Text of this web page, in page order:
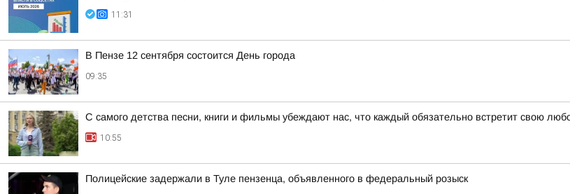
11:31
В Пензе 12 сентября состоится День города
09:35
С самого детства песни, книги и фильмы убеждают нас, что каждый обязательно встретит свою
10:55
Полицейские задержали в Туле пензенца, объявленного в федеральный розыск